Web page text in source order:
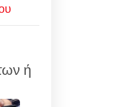
ή